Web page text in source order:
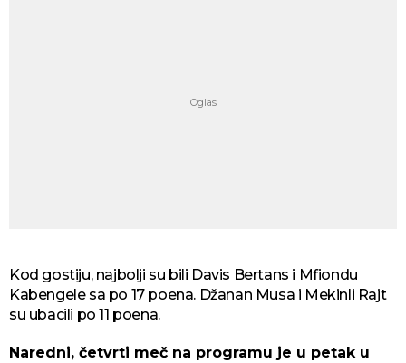
Kod gostiju, najbolji su bili Davis Bertans i Mfiondu
Kabengele sa po 17 poena. Džanan Musa i Mekinli Rajt
su ubacili po 11 poena.
Naredni, četvrti meč na programu je u petak u